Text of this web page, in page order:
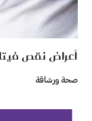
أعراض نقص
صحة ورشاقة